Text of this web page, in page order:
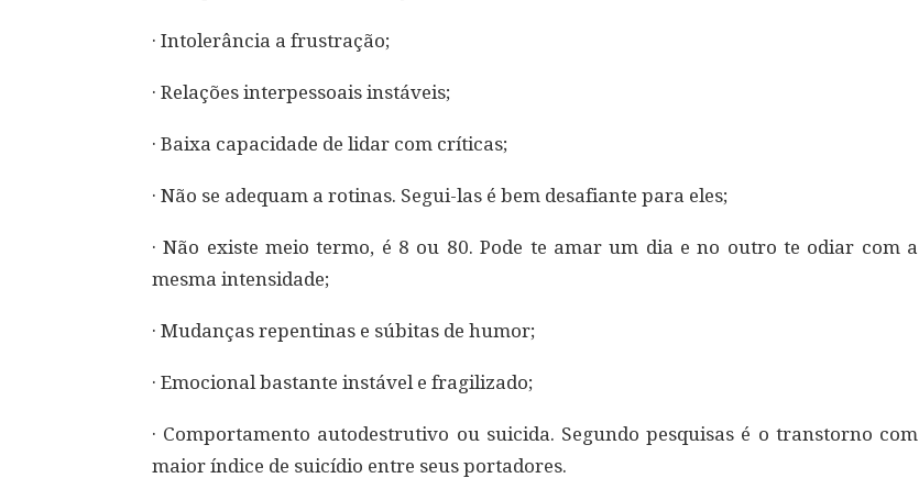
· Intolerância a frustração;
· Relações interpessoais instáveis;
· Baixa capacidade de lidar com críticas;
· Não se adequam a rotinas. Segui-las é bem desafiante para eles;
· Não existe meio termo, é 8 ou 80. Pode te amar um dia e no outro te odiar com a
mesma intensidade;
· Mudanças repentinas e súbitas de humor;
· Emocional bastante instável e fragilizado;
· Comportamento autodestrutivo ou suicida. Segundo pesquisas é o transtorno com
maior índice de suicídio entre seus portadores.